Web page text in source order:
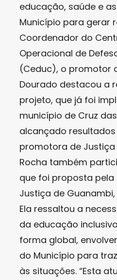
educação, saúde e
Município para gerar
Coordenador do
Operacional de
(Ceduc), o promotor
Dourado destacou a
projeto, que já foi
município de Cruz
alcançado resultados
promotora de
Rocha também
que foi proposta
Justiça de
Ela ressaltou a
da educação
forma global,
do Município para
às situações. “Esta